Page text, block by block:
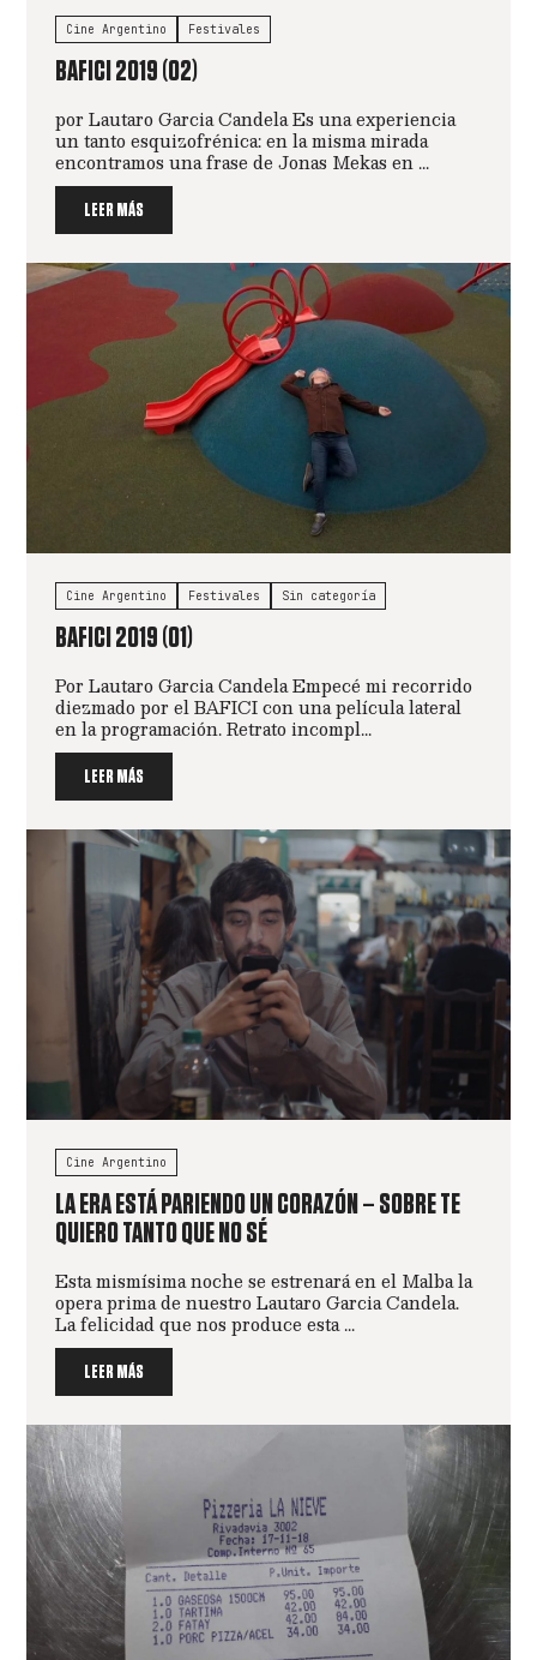
Cine Argentino Festivales
BAFICI 2019 (02)
por Lautaro Garcia Candela Es una experiencia
un tanto esquizofrénica: en la misma mirada
encontramos una frase de Jonas Mekas en ...
LEER MÁS
Cine Argentino Festivales Sin categoría
BAFICI 2019 (01)
Por Lautaro Garcia Candela Empecé mi recorrido
diezmado por el BAFICI con una película lateral
en la programación. Retrato incompl...
LEER MÁS
Cine Argentino
LA ERA ESTÁ PARIENDO UN CORAZÓN – SOBRE TE
QUIERO TANTO QUE NO SÉ
Esta mismísima noche se estrenará en el Malba la
opera prima de nuestro Lautaro Garcia Candela.
La felicidad que nos produce esta ...
LEER MÁS